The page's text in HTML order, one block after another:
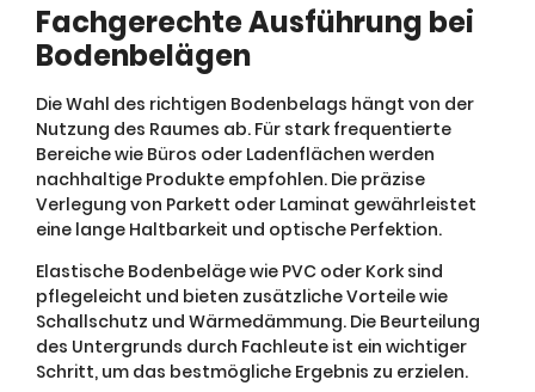
Fachgerechte Ausführung bei
Bodenbelägen
Die Wahl des richtigen Bodenbelags hängt von der
Nutzung des Raumes ab. Für stark frequentierte
Bereiche wie Büros oder Ladenflächen werden
nachhaltige Produkte empfohlen. Die präzise
Verlegung von Parkett oder Laminat gewährleistet
eine lange Haltbarkeit und optische Perfektion.
Elastische Bodenbeläge wie PVC oder Kork sind
pflegeleicht und bieten zusätzliche Vorteile wie
Schallschutz und Wärmedämmung. Die Beurteilung
des Untergrunds durch Fachleute ist ein wichtiger
Schritt, um das bestmögliche Ergebnis zu erzielen.